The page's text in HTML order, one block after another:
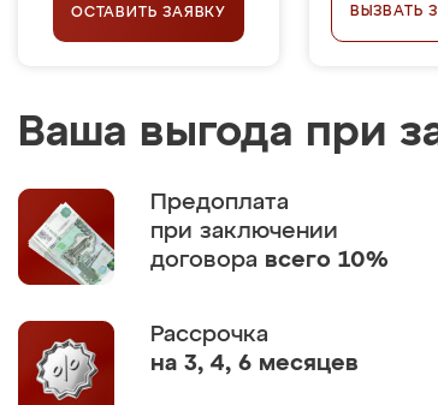
ОСТАВИТЬ ЗАЯВКУ ВЫЗВАТЬ
Ваша выгода при
Предоплата
при заключении
договора всего 10%
Рассрочка
на 3, 4, 6 месяцев